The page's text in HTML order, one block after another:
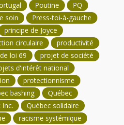
Poutine
PQ
soin
Press-toi-à-gauche
principe de Joyce
circulaire
productivité
loi 69
projet de société
d'intérêt national
protectionnisme
bashing
Québec
Inc.
Québec solidaire
racisme systémique